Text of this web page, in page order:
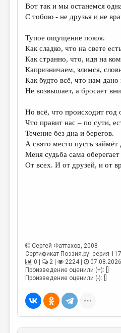
ОТДЕЛЫ И РУБРИКИ
ИЗБРАННОЕ
ДАЙДЖЕСТ
ПРОИЗВЕДЕНИЯ
ПЕРЕВОДЫ
КОНКУРСЫ
ДЕТСКАЯ КОМНАТА
КНИЖНАЯ ПОЛКА
ОБЗОР ЛИТЕРАТУРЫ
СТРАНИЦЫ ПАМЯТИ
МАЛАЯ ПРОЗА
ЭССЕИСТИКА
КУЛЬТУРОВЕДЕНИЕ
ПУБЛИЦИСТИКА
Вот так и мы останемся
С тобою - не друзья и не
Тупое ощущение покоя.
Как сладко, что на свете
Как странно, что, идя на
Капризничаем, злимся,
Как будто всё, что нам дано
Не возвышает, а бросает
Но всё, что происходит год
Что правит нас – по сути,
Течение без дна и берегов.
А свято место пусть займёт
Меня судьба сама оберегает
От всех. И от друзей, и от
Сергей Фаттахов, 2008
Сертификат Поэзия.ру: серия
0 |
2 | 2224 |
Произведение оценили (+): []
Произведение оценили (-): []